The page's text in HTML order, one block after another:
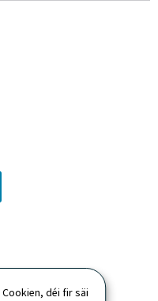
déi fir säi